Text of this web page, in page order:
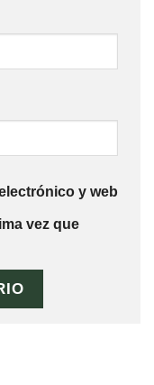
y web
vez que